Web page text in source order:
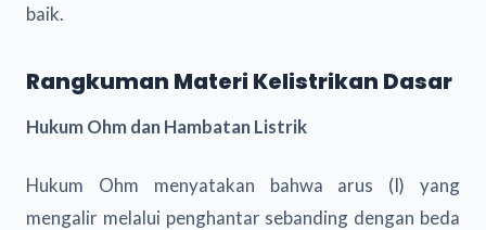
baik.
Rangkuman Materi Kelistrikan Dasar
Hukum Ohm dan Hambatan Listrik
Hukum Ohm menyatakan bahwa arus (I) yang
mengalir melalui penghantar sebanding dengan beda